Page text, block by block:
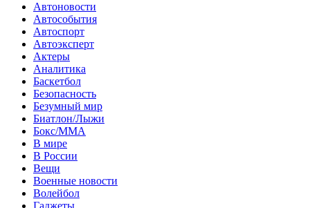
Автоновости
Автособытия
Автоспорт
Автоэксперт
Актеры
Аналитика
Баскетбол
Безопасность
Безумный мир
Биатлон/Лыжи
Бокс/MMA
В мире
В России
Вещи
Военные новости
Волейбол